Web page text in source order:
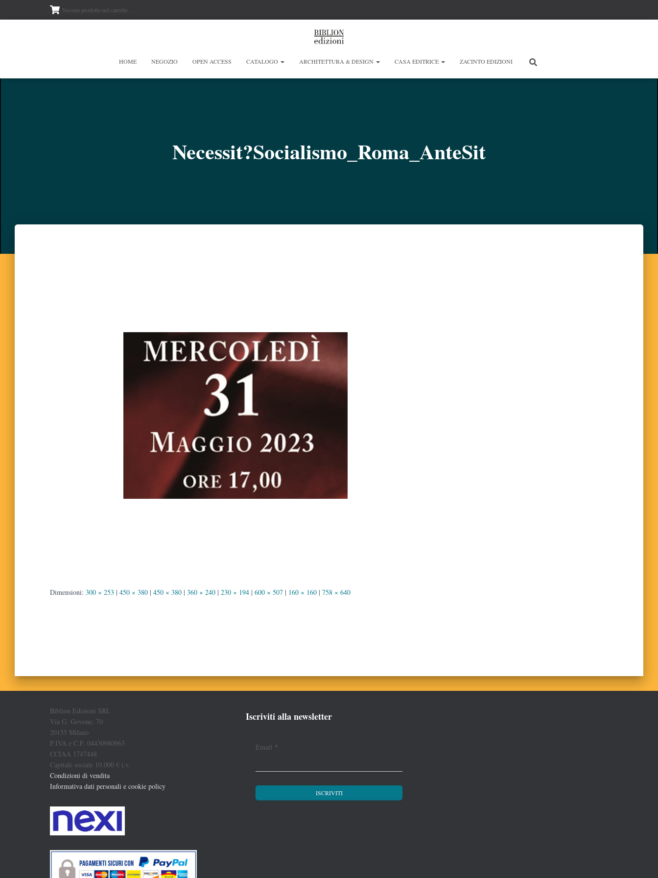
Nessun prodotto nel carrello.
HOME NEGOZIO OPEN ACCESS CATALOGO ARCHITETTURA & DESIGN CASA EDITRICE ZACINTO EDIZIONI
Necessit?Socialismo_Roma_AnteSit
Dimensioni: 300 × 253 | 450 × 380 | 450 × 380 | 360 × 240 | 230 × 194 | 600 × 507 | 160 × 160 | 758 × 640
Biblion Edizioni SRL
Via G. Govone, 70
20155 Milano
P.IVA e C.F. 04430980963
CCIAA 1747448
Capitale sociale 10.000 € i.v.
Condizioni di vendita
Informativa dati personali e cookie policy
Iscriviti alla newsletter
Email *